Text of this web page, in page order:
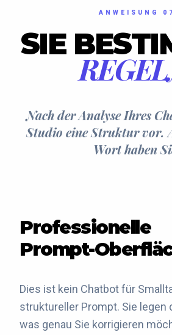
ANWEISUNG 07
SIE
Nach der Analyse Ihres
Studio eine Struktur vor.
Wort haben
Professionelle
Prompt-
Dies ist kein Chatbot für
struktureller Prompt. Sie legen
was genau Sie korrigieren